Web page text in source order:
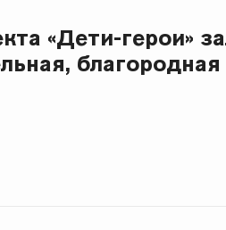
«Дети-герои»